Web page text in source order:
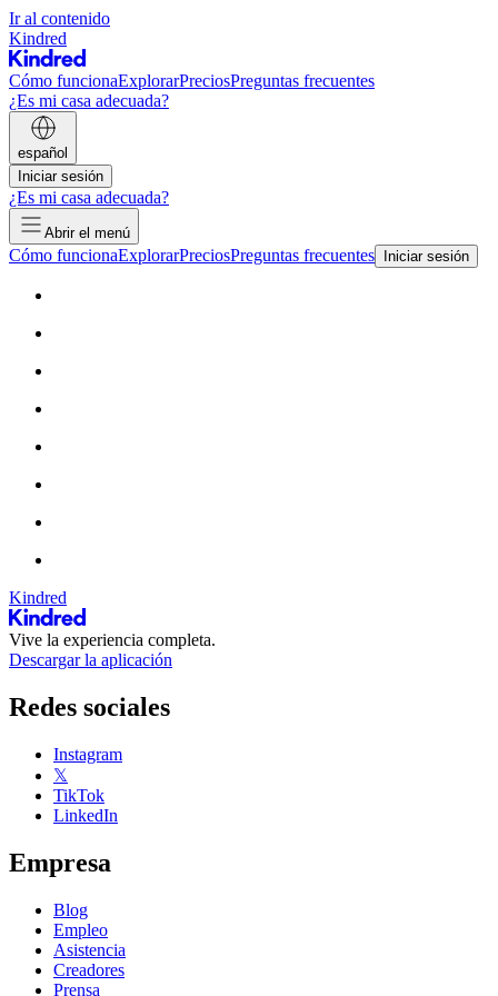
Ir al contenido
Kindred
Cómo funcionaExplorarPreciosPreguntas frecuentes
¿Es mi casa adecuada?
español
Iniciar sesión
¿Es mi casa adecuada?
Abrir el menú
Cómo funcionaExplorarPreciosPreguntas frecuentes Iniciar sesión
Kindred
Vive la experiencia completa.
Descargar la aplicación
Redes sociales
Instagram
𝕏
TikTok
LinkedIn
Empresa
Blog
Empleo
Asistencia
Creadores
Prensa